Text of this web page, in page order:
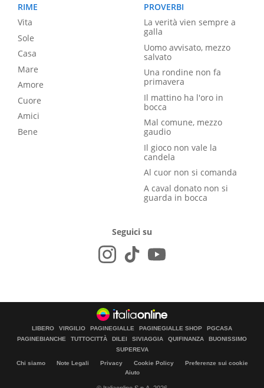
RIME
Vita
Sole
Casa
Mare
Amore
Cuore
Amici
Bene
PROVERBI
La verità vien sempre a
galla
Uomo avvisato, mezzo
salvato
Una rondine non fa
primavera
Il mattino ha l'oro in
bocca
Mal comune, mezzo
gaudio
Il gioco non vale la
candela
Al cuor non si comanda
A caval donato non si
guarda in bocca
Seguici su
LIBERO VIRGILIO PAGINEGIALLE PAGINEGIALLE SHOP
PGCASA
PAGINEBIANCHE
TUTTOCITTÀ DILEI SIVIAGGIA QUIFINANZA
BUONISSIMO
SUPEREVA
Chi siamo Note Legali Privacy Cookie Policy
Preferenze sui cookie
Aiuto